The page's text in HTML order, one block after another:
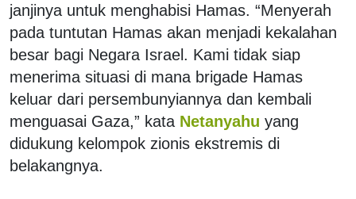
janjinya untuk menghabisi Hamas. “Menyerah
pada tuntutan Hamas akan menjadi kekalahan
besar bagi Negara Israel. Kami tidak siap
menerima situasi di mana brigade Hamas
keluar dari persembunyiannya dan kembali
menguasai Gaza,” kata Netanyahu yang
didukung kelompok zionis ekstremis di
belakangnya.